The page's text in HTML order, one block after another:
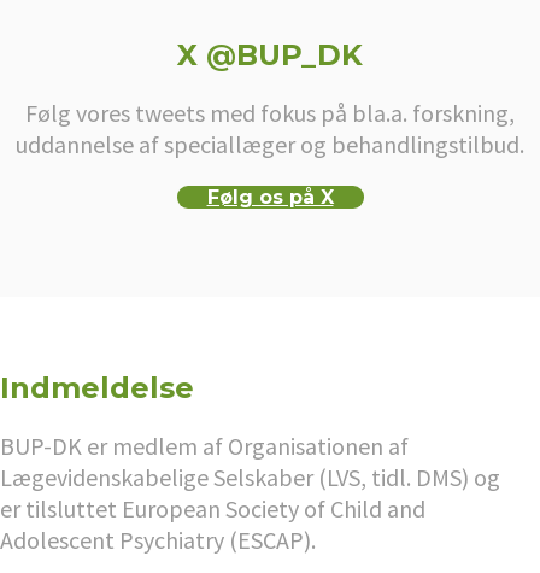
X @BUP_DK
Følg vores tweets med fokus på bla.a. forskning,
uddannelse af speciallæger og behandlingstilbud.
Følg os på X
Indmeldelse
BUP-DK er medlem af Organisationen af
Lægevidenskabelige Selskaber (LVS, tidl. DMS) og
er tilsluttet European Society of Child and
Adolescent Psychiatry (ESCAP).